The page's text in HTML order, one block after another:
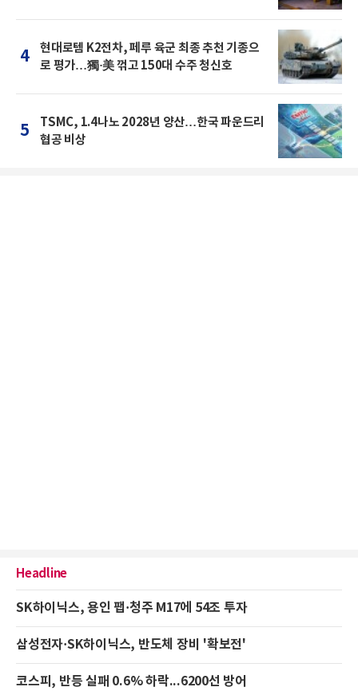
4
현대로템 K2전차, 페루 육군 최종 추천 기종으
로 평가…獨·美 꺾고 150대 수주 청신호
5
TSMC, 1.4나노 2028년 양산…한국 파운드리
협공 비상
Headline
SK하이닉스, 용인 팹·청주 M17에 54조 투자
삼성전자·SK하이닉스, 반도체 장비 '확보전'
코스피, 반등 실패 0.6% 하락...6200선 방어